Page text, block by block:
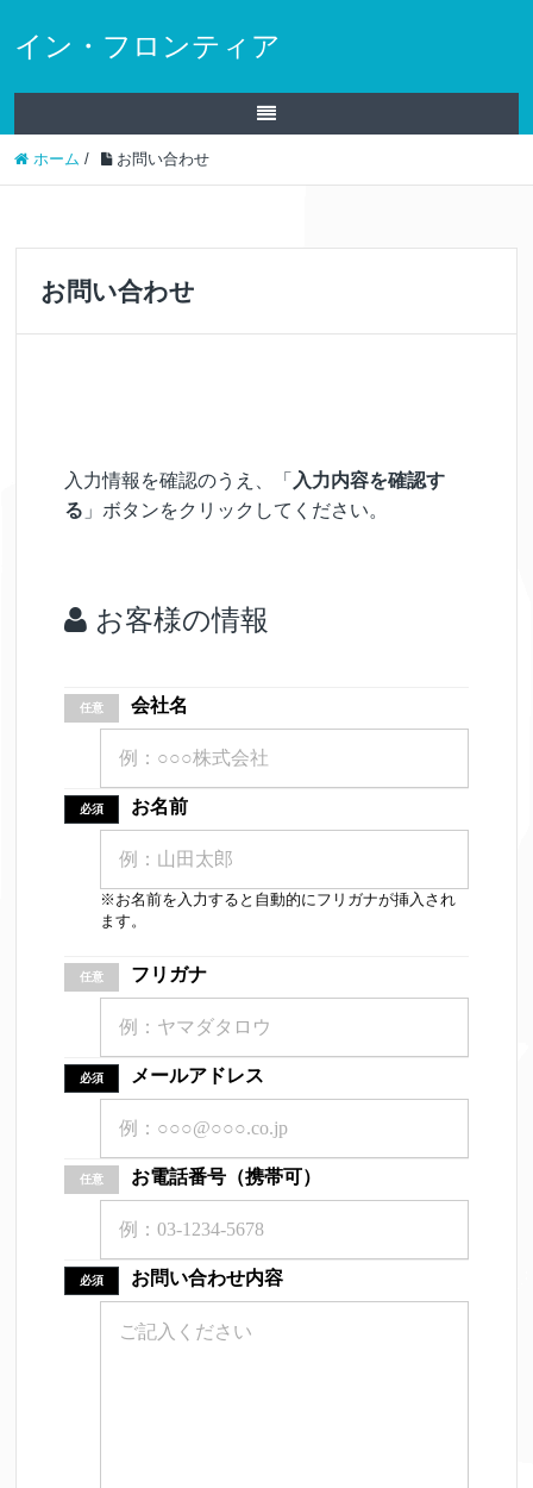
イン・フロンティア
ホーム / お問い合わせ
お問い合わせ
入力情報を確認のうえ、「 入力内容を確認す
る 」ボタンをクリックしてください。
お客様の情報
任意 会社名
必須 お名前
※お名前を入力すると自動的にフリガナが挿入され
ます。
任意 フリガナ
必須 メールアドレス
任意 お電話番号（携帯可）
必須 お問い合わせ内容